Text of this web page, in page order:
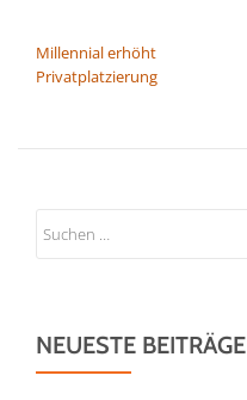
Millennial erhöht
Privatplatzierung
NEUESTE BEITRÄGE